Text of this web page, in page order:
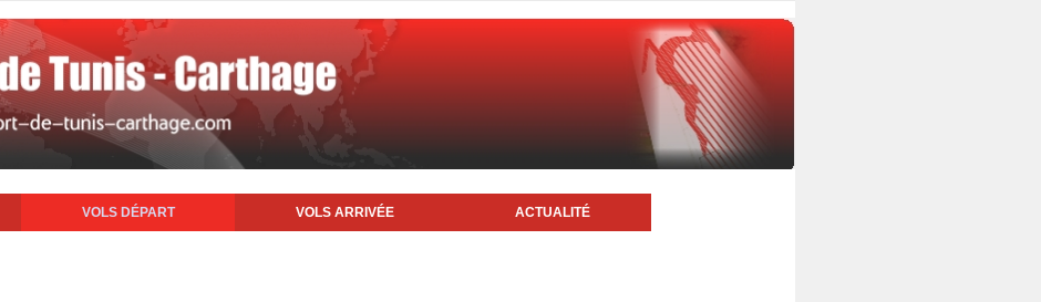
VOLS DÉPART VOLS ARRIVÉE ACTUALITÉ